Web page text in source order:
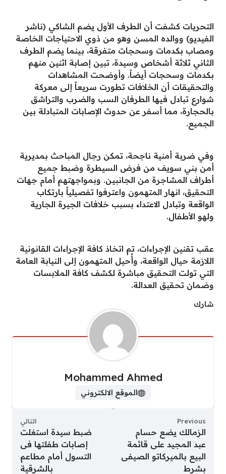
التحريات كشفت أن الطرف الأول يضم الشاكي (ناشر
الفيديو) ووالده المسن وهو من ذوي الاحتياجات الخاصة
ومصاب بكدمات وسحجات متفرقة، بينما يضم الطرف
الثاني ثلاثة أشخاص وسيدة، تبين إصابة اثنين منهم
بكدمات وسحجات أيضاً. وأوضحت المشاهدات
والتحقيقات أن الخلافات تطورت سريعاً إلى معركة
شوارع تبادل فيها الطرفان السب والضرب والتراشق
بالحجارة، مما أسفر عن حدوث الإصابات المتبادلة بين
الجميع.
وفي ضربة أمنية ناجحة، تمكن رجال المباحث بمديرية
أمن بني سويف من فرض السيطرة وضبط جميع
أطراف المشاجرة من الجانبين. وبمواجهتهم أمام جهات
التحقيق، انهار المتهمون واعترفوا تفصيلياً بارتكاب
الواقعة وتبادل الاعتداء بسبب خلافات الجيرة الجارية
ولهو الأطفال.
عقب تقنين الإجراءات، تم اتخاذ كافة الإجراءات القانونية
اللازمة حيال الواقعة، وأُحيل المتهمون إلى النيابة العامة
التي تولت التحقيق مباشرة لكشف كافة الملابسات
وضمان تحقيق العدالة.
شارك
Mohammed Ahmed
الموقع الالكتروني
Previous
الزمالك يضع حسام
عبد المجيد على قائمة
البيع بالميركاتو الصيفى
بشرط
التالي
ضبط سيدة استغلت
إصابات طفلتها فى
التسول أمام مطاعم
بالشرقية